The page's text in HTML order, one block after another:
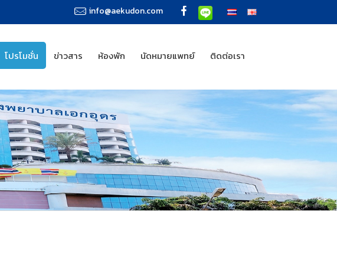
info@aekudon.com
โปรโมชั่น ข่าวสาร ห้องพัก นัดหมายแพทย์ ติดต่อเรา